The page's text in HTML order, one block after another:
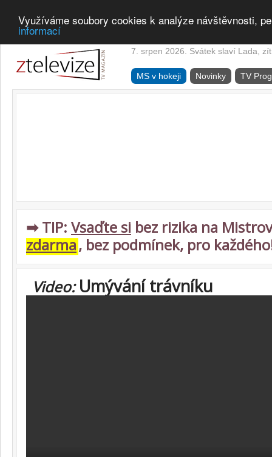
Využíváme soubory cookies k analýze návštěvnosti,
informací
7. srpen 2026. Svátek slaví Lada,
MS v hokeji Novinky TV
➡ TIP: Vsaďte si bez rizika na
zdarma, bez podmínek, pro
Video:Umývání trávníku